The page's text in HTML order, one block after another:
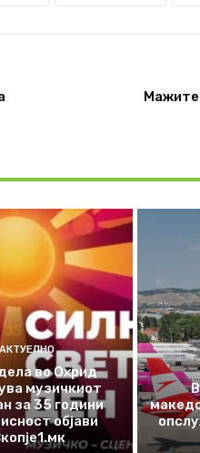
Мажите
АКТУЕЛНО
во Охрид
музичкиот
за 35 години
објави